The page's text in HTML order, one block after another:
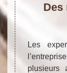
Des
Les
plusieurs